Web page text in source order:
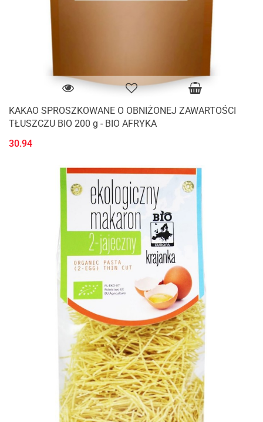
KAKAO SPROSZKOWANE O OBNIŻONEJ ZAWARTOŚCI
TŁUSZCZU BIO 200 g - BIO AFRYKA
30.94